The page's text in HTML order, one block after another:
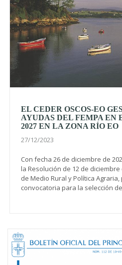
EL CEDER OSCOS-EO
AYUDAS DEL FEMPA EN
2027 EN LA ZONA RÍO EO
27/12/2023
Con fecha 26 de diciembre de
la Resolución de 12 de
de Medio Rural y Política
convocatoria para la selección de